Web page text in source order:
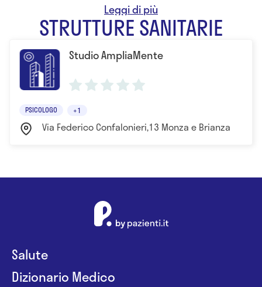
STRUTTURE SANITARIE
Studio AmpliaMente
PSICOLOGO +1
Via Federico Confalonieri,13 Monza e Brianza
Salute
Dizionario Medico